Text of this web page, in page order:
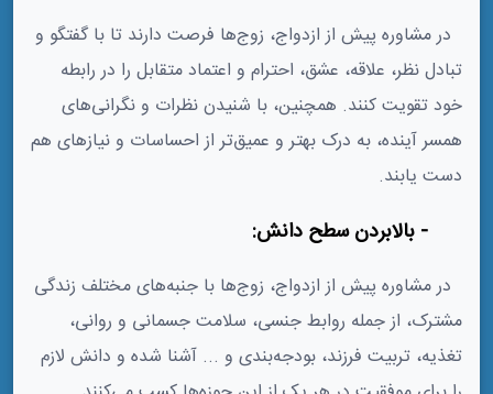
در مشاوره پیش از ازدواج، زوج‌ها فرصت دارند تا با گفتگو و
تبادل نظر، علاقه، عشق، احترام و اعتماد متقابل را در رابطه
خود تقویت کنند. همچنین، با شنیدن نظرات و نگرانی‌های
همسر آینده، به درک بهتر و عمیق‌تر از احساسات و نیازهای هم
دست یابند.
در مشاوره پیش از ازدواج، زوج‌ها با جنبه‌های مختلف زندگی
مشترک، از جمله روابط جنسی، سلامت جسمانی و روانی،
تغذیه، تربیت فرزند، بودجه‌بندی و ... آشنا شده و دانش لازم